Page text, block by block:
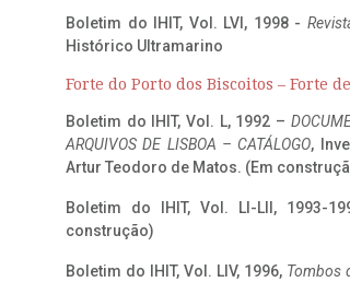
Boletim do IHIT, Vol. LVI, 1998 -
Histórico Ultramarino
Forte do Porto dos Biscoitos – Forte
Boletim do IHIT, Vol. L, 1992 –
ARQUIVOS DE LISBOA – CATÁLOGO,
Artur Teodoro de Matos. (Em
Boletim do IHIT, Vol. LI-LII, 1993-
construção)
Boletim do IHIT, Vol. LIV, 1996, Tombos